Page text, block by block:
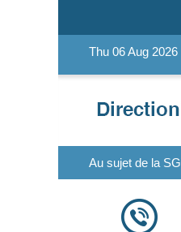
Thu 06 Aug 2026
Au sujet de la SG